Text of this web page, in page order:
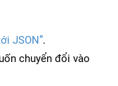
JSON”.
chuyển đổi vào